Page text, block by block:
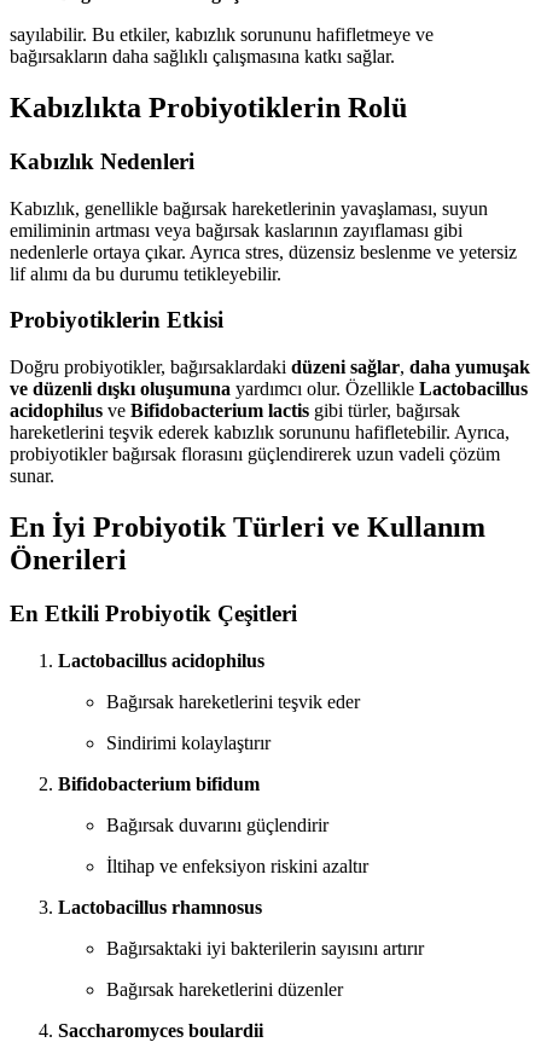
sayılabilir. Bu etkiler, kabızlık sorununu hafifletmeye ve
bağırsakların daha sağlıklı çalışmasına katkı sağlar.
Kabızlıkta Probiyotiklerin Rolü
Kabızlık Nedenleri
Kabızlık, genellikle bağırsak hareketlerinin yavaşlaması, suyun
emiliminin artması veya bağırsak kaslarının zayıflaması gibi
nedenlerle ortaya çıkar. Ayrıca stres, düzensiz beslenme ve yetersiz
lif alımı da bu durumu tetikleyebilir.
Probiyotiklerin Etkisi
Doğru probiyotikler, bağırsaklardaki düzeni sağlar, daha yumuşak
ve düzenli dışkı oluşumuna yardımcı olur. Özellikle Lactobacillus
acidophilus ve Bifidobacterium lactis gibi türler, bağırsak
hareketlerini teşvik ederek kabızlık sorununu hafifletebilir. Ayrıca,
probiyotikler bağırsak florasını güçlendirerek uzun vadeli çözüm
sunar.
En İyi Probiyotik Türleri ve Kullanım
Önerileri
En Etkili Probiyotik Çeşitleri
Lactobacillus acidophilus
Bağırsak hareketlerini teşvik eder
Sindirimi kolaylaştırır
Bifidobacterium bifidum
Bağırsak duvarını güçlendirir
İltihap ve enfeksiyon riskini azaltır
Lactobacillus rhamnosus
Bağırsaktaki iyi bakterilerin sayısını artırır
Bağırsak hareketlerini düzenler
Saccharomyces boulardii